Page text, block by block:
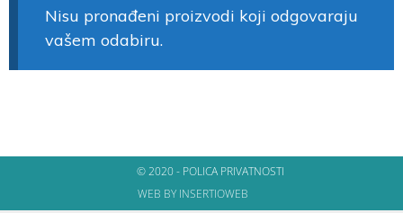
Nisu pronađeni proizvodi koji odgovaraju
vašem odabiru.
© 2020 - POLICA PRIVATNOSTI
WEB BY INSERTIOWEB